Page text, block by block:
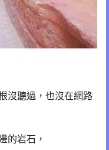
沒聽過，也沒在網路
的岩石，